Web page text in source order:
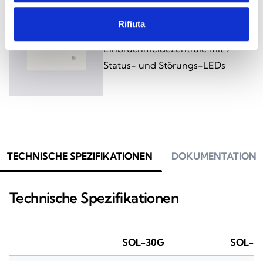
Rifiuta
Sol
Einbruchmeldezentrale mit 7
Status- und Störungs-LEDs
TECHNISCHE SPEZIFIKATIONEN DOKUMENTATION
Technische Spezifikationen
SOL-30G SOL-